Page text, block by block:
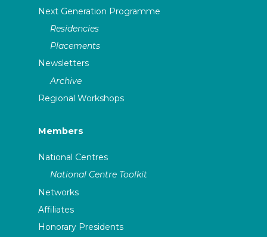
Next Generation Programme
Residencies
Placements
Newsletters
Archive
Regional Workshops
Members
National Centres
National Centre Toolkit
Networks
Affiliates
Honorary Presidents